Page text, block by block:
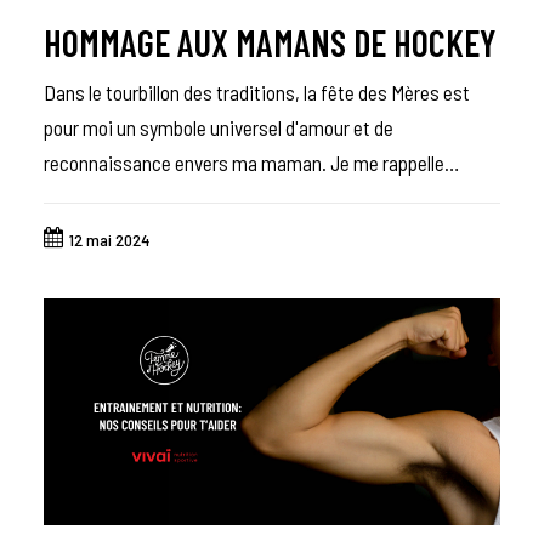
HOMMAGE AUX MAMANS DE HOCKEY
Dans le tourbillon des traditions, la fête des Mères est
pour moi un symbole universel d'amour et de
reconnaissance envers ma maman. Je me rappelle…
12 mai 2024